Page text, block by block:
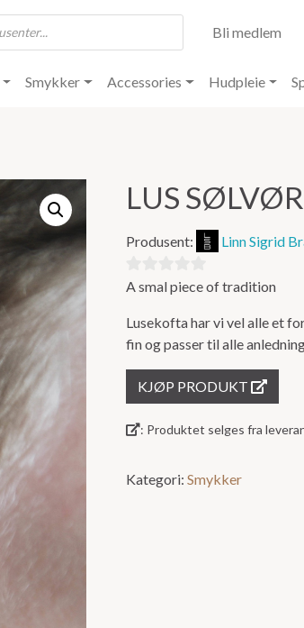
Bli medlem
Smykker Accessories Hudpleie
LUS
Produsent: Linn Sigrid
0
av
5
A smal piece of tradition
Lusekofta har vi vel alle et
fin og passer til alle
KJØP PRODUKT
: Produktet selges fra
Kategori:Smykker